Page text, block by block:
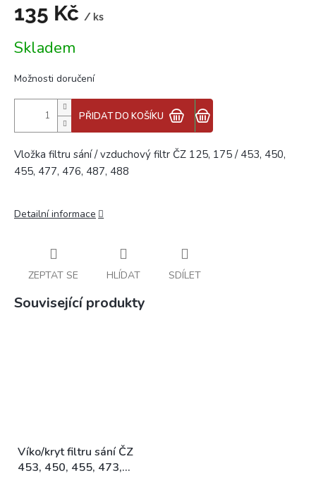
135 Kč / ks
cena:
Skladem
Možnosti doručení
PŘIDAT DO KOŠÍKU
Vložka filtru sání / vzduchový filtr ČZ 125, 175 / 453, 450,
455, 477, 476, 487, 488
Detailní informace
ZEPTAT SE HLÍDAT SDÍLET
Související produkty
Víko/kryt filtru sání ČZ
453, 450, 455, 473,